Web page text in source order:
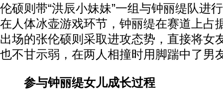
伦硕则带“洪辰小妹妹”一组与钟丽缇队进
在人体冰壶游戏环节，钟丽缇在赛道上占
出场的张伦硕则采取进攻态势，直接将女
也不甘示弱，在两人相撞时用脚踹中了男
参与钟丽缇女儿成长过程